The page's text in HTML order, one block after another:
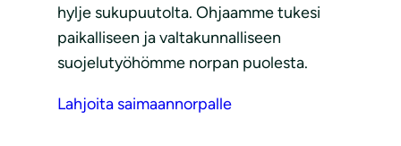
hylje sukupuutolta. Ohjaamme tukesi
paikalliseen ja valtakunnalliseen
suojelutyöhömme norpan puolesta.
Lahjoita saimaannorpalle